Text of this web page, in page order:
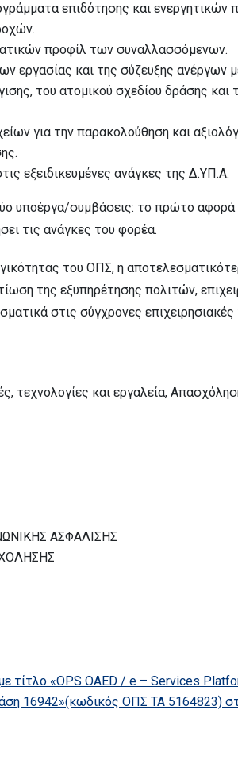
επιδότησης και ενεργητικών
προφίλ των συναλλασσόμενων.
εργασίας και της σύζευξης ανέργων
του ατομικού σχεδίου δράσης
για την παρακολούθηση και
εξειδικευμένες ανάγκες της Δ.ΥΠ.Α.
υποέργα/συμβάσεις: το πρώτο
τις ανάγκες του φορέα.
του ΟΠΣ, η
της εξυπηρέτησης πολιτών,
στις σύγχρονες
τεχνολογίες και εργαλεία,
ΑΣΦΑΛΙΣΗΣ
τίτλο «OPS OAED / e – Services
16942»(κωδικός ΟΠΣ ΤΑ 5164823)